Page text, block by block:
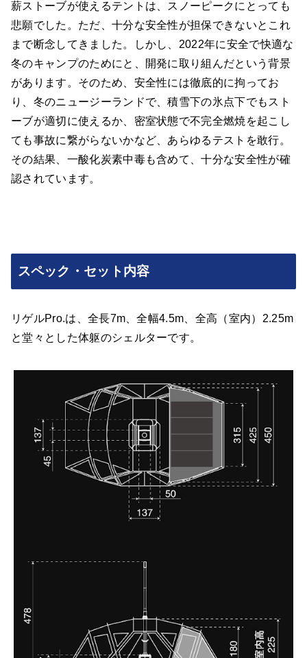
薪ストーブが使えるテントは、スノーピークにとっても
悲願でした。ただ、十分な安全性が担保できないとこれ
まで断念してきました。しかし、2022年に安全で快適な
冬のキャンプのためにと、開発に取り組んだという背景
があります。そのため、安全性には徹底的に拘ってお
り、冬のニュージーランドで、積雪下の氷点下でもスト
ーブが適切に使えるか、密室状態で不完全燃焼を起こし
ても事故に繋がらないかなど、あらゆるテストを敢行。
その結果、一酸化炭素中毒も含めて、十分な安全性が確
認されています。
スペック・セット内容
リゲルPro.は、全長7m、全幅4.5m、全高（室内）2.25m
と堂々とした体躯のシェルターです。